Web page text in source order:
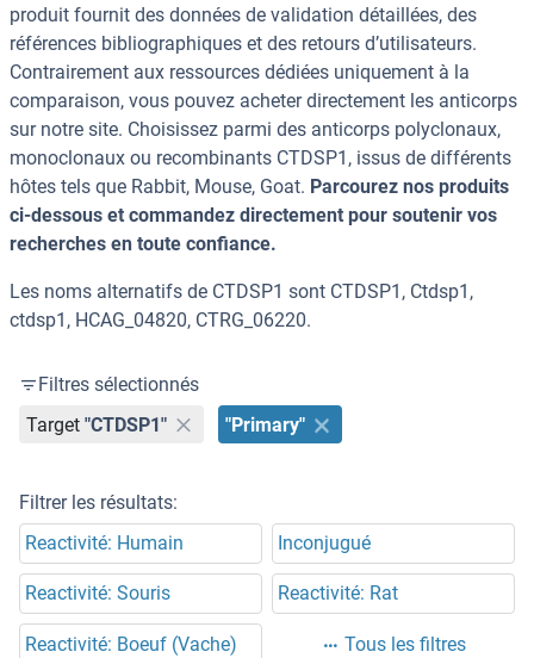
produit fournit des données de validation détaillées, des
références bibliographiques et des retours d’utilisateurs.
Contrairement aux ressources dédiées uniquement à la
comparaison, vous pouvez acheter directement les anticorps
sur notre site. Choisissez parmi des anticorps polyclonaux,
monoclonaux ou recombinants CTDSP1, issus de différents
hôtes tels que Rabbit, Mouse, Goat. Parcourez nos produits
ci-dessous et commandez directement pour soutenir vos
recherches en toute confiance.
Les noms alternatifs de CTDSP1 sont CTDSP1, Ctdsp1,
ctdsp1, HCAG_04820, CTRG_06220.
Filtres sélectionnés
Target "CTDSP1" "Primary"
Filtrer les résultats:
Reactivité: Humain
Inconjugué
Reactivité: Souris Reactivité: Rat
Reactivité: Boeuf (Vache) Tous les filtres